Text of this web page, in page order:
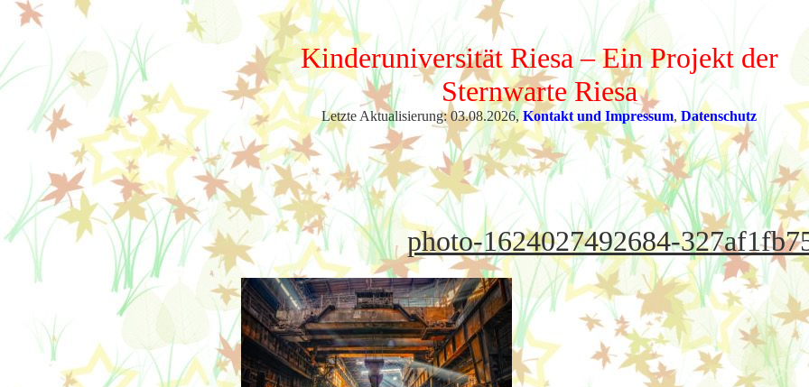
Kinderuniversität Riesa – Ein Projekt der
Sternwarte Riesa
Letzte Aktualisierung: 03.08.2026,Kontakt und Impressum, Datenschutz
photo-1624027492684-